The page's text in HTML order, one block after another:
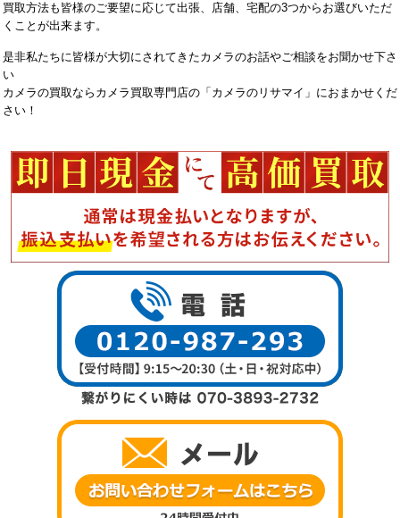
買取方法も皆様のご要望に応じて出張、店舗、宅配の3つからお選びいただ
くことが出来ます。
是非私たちに皆様が大切にされてきたカメラのお話やご相談をお聞かせ下さ
い
カメラの買取ならカメラ買取専門店の「カメラのリサマイ」におまかせくだ
さい！